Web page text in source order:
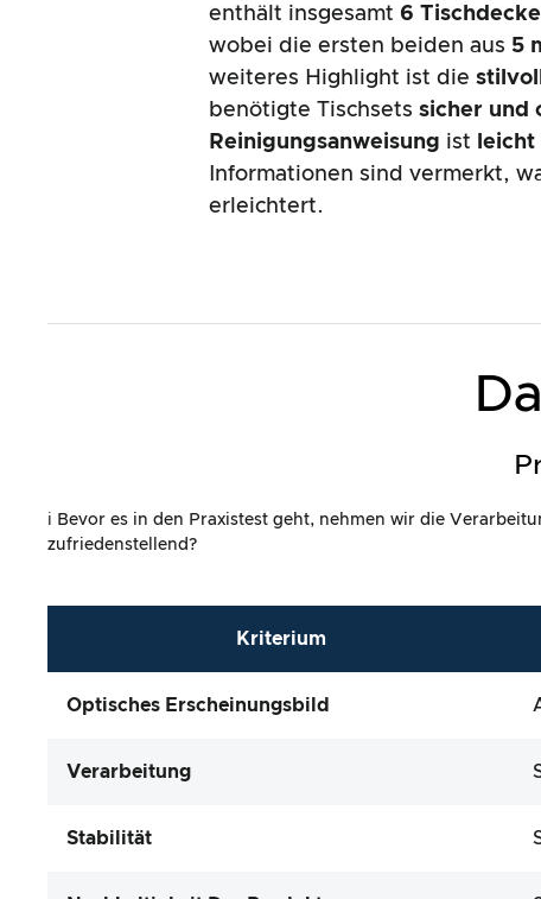
enthält insgesamt 6
wobei die ersten beiden aus 5
weiteres Highlight ist die
benötigte Tischsetssicher und
Reinigungsanweisung ist
Informationen sind vermerkt,
erleichtert.
ℹ️ Bevor es in den Praxistest geht, nehmen wir die
zufriedenstellend?
Kriterium
Optisches Erscheinungsbild
Verarbeitung
Stabilität